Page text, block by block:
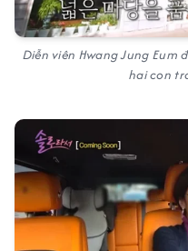
Diễn viên Hwang Jung
hai con